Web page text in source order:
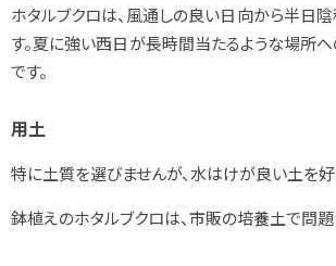
ホタルブクロは、風通しの良い日向から半日
す。夏に強い西日が長時間当たるような場所
です。
用土
特に土質を選びませんが、水はけが良い土を好
鉢植えのホタルブクロは、市販の培養土で問題